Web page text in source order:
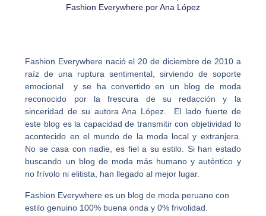
Fashion Everywhere por Ana López
Fashion Everywhere nació el 20 de diciembre de 2010 a
raíz de una ruptura sentimental, sirviendo de soporte
emocional y se ha convertido en un blog de moda
reconocido por la frescura de su redacción y la
sinceridad de su autora Ana López. El lado fuerte de
este blog es la capacidad de transmitir con objetividad lo
acontecido en el mundo de la moda local y extranjera.
No se casa con nadie, es fiel a su estilo. Si han estado
buscando un blog de moda más humano y auténtico y
no frívolo ni elitista, han llegado al mejor lugar.
Fashion Everywhere es un blog de moda peruano con
estilo genuino 100% buena onda y 0% frivolidad.